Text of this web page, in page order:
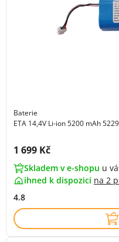
Baterie
ETA 14,4V Li-ion 5200 mAh
Cena s DPH:
1 699 Kč
Skladem v e-shopu u
ihned k dispozici na 2
4.8